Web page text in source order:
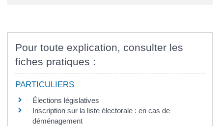
Pour toute explication, consulter les
fiches pratiques :
PARTICULIERS
Élections législatives
Inscription sur la liste électorale : en cas de
déménagement